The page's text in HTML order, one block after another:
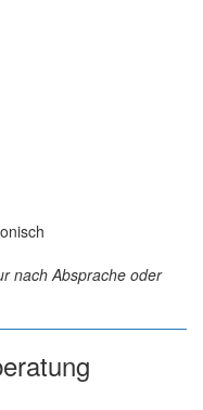
nach Absprache oder